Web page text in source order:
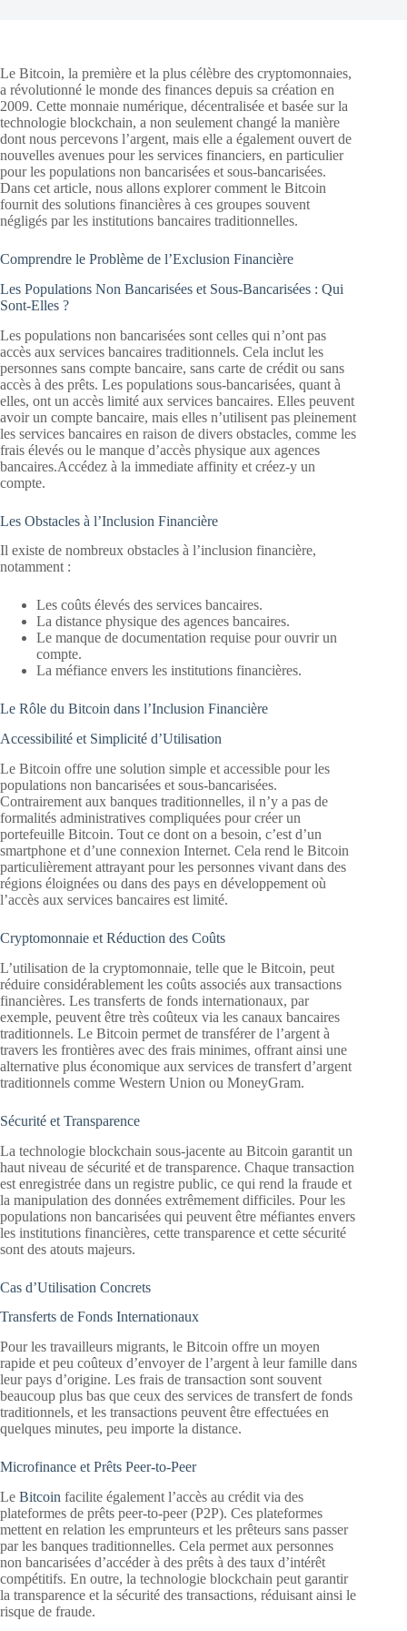
Le Bitcoin, la première et la plus célèbre des cryptomonnaies,
a révolutionné le monde des finances depuis sa création en
2009. Cette monnaie numérique, décentralisée et basée sur la
technologie blockchain, a non seulement changé la manière
dont nous percevons l’argent, mais elle a également ouvert de
nouvelles avenues pour les services financiers, en particulier
pour les populations non bancarisées et sous-bancarisées.
Dans cet article, nous allons explorer comment le Bitcoin
fournit des solutions financières à ces groupes souvent
négligés par les institutions bancaires traditionnelles.
Comprendre le Problème de l’Exclusion Financière
Les Populations Non Bancarisées et Sous-Bancarisées : Qui
Sont-Elles ?
Les populations non bancarisées sont celles qui n’ont pas
accès aux services bancaires traditionnels. Cela inclut les
personnes sans compte bancaire, sans carte de crédit ou sans
accès à des prêts. Les populations sous-bancarisées, quant à
elles, ont un accès limité aux services bancaires. Elles peuvent
avoir un compte bancaire, mais elles n’utilisent pas pleinement
les services bancaires en raison de divers obstacles, comme les
frais élevés ou le manque d’accès physique aux agences
bancaires.Accédez à la immediate affinity et créez-y un
compte.
Les Obstacles à l’Inclusion Financière
Il existe de nombreux obstacles à l’inclusion financière,
notamment :
Les coûts élevés des services bancaires.
La distance physique des agences bancaires.
Le manque de documentation requise pour ouvrir un
compte.
La méfiance envers les institutions financières.
Le Rôle du Bitcoin dans l’Inclusion Financière
Accessibilité et Simplicité d’Utilisation
Le Bitcoin offre une solution simple et accessible pour les
populations non bancarisées et sous-bancarisées.
Contrairement aux banques traditionnelles, il n’y a pas de
formalités administratives compliquées pour créer un
portefeuille Bitcoin. Tout ce dont on a besoin, c’est d’un
smartphone et d’une connexion Internet. Cela rend le Bitcoin
particulièrement attrayant pour les personnes vivant dans des
régions éloignées ou dans des pays en développement où
l’accès aux services bancaires est limité.
Cryptomonnaie et Réduction des Coûts
L’utilisation de la cryptomonnaie, telle que le Bitcoin, peut
réduire considérablement les coûts associés aux transactions
financières. Les transferts de fonds internationaux, par
exemple, peuvent être très coûteux via les canaux bancaires
traditionnels. Le Bitcoin permet de transférer de l’argent à
travers les frontières avec des frais minimes, offrant ainsi une
alternative plus économique aux services de transfert d’argent
traditionnels comme Western Union ou MoneyGram.
Sécurité et Transparence
La technologie blockchain sous-jacente au Bitcoin garantit un
haut niveau de sécurité et de transparence. Chaque transaction
est enregistrée dans un registre public, ce qui rend la fraude et
la manipulation des données extrêmement difficiles. Pour les
populations non bancarisées qui peuvent être méfiantes envers
les institutions financières, cette transparence et cette sécurité
sont des atouts majeurs.
Cas d’Utilisation Concrets
Transferts de Fonds Internationaux
Pour les travailleurs migrants, le Bitcoin offre un moyen
rapide et peu coûteux d’envoyer de l’argent à leur famille dans
leur pays d’origine. Les frais de transaction sont souvent
beaucoup plus bas que ceux des services de transfert de fonds
traditionnels, et les transactions peuvent être effectuées en
quelques minutes, peu importe la distance.
Microfinance et Prêts Peer-to-Peer
Le Bitcoin facilite également l’accès au crédit via des
plateformes de prêts peer-to-peer (P2P). Ces plateformes
mettent en relation les emprunteurs et les prêteurs sans passer
par les banques traditionnelles. Cela permet aux personnes
non bancarisées d’accéder à des prêts à des taux d’intérêt
compétitifs. En outre, la technologie blockchain peut garantir
la transparence et la sécurité des transactions, réduisant ainsi le
risque de fraude.